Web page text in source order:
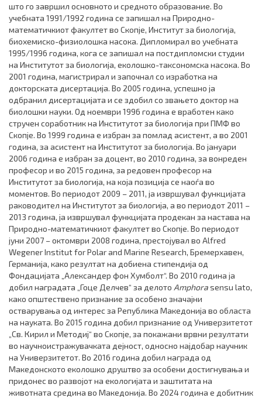
што го завршил основното и средното образование. Во
учебната 1991/1992 година се запишал на Природно-
математичкиот факултет во Скопје, Институт за биологија,
биохемиско-физиолошка насока. Дипломирал во учебната
1995/1996 година, кога се запишал на постдипломски студии
на Институтот за биолoгија, еколошко-таксономска насока. Во
2001 година, магистрирал и започнал со изработка на
докторската дисертација. Во 2005 година, успешно ја
одбранил дисертацијата и се здобил со звањето доктор на
биолошки науки. Од ноември 1996 година е вработен како
стручен соработник на Институтот за биологија при ПМФ во
Скопје. Во 1999 година е избран за помлад асистент, a во 2001
година, за асистент на Институтот за биологија. Во јануари
2006 година е избран за доцент, во 2010 година, за вонреден
професор и во 2015 година, за редовен професор на
Институтот за биологија, на која позиција се наоѓа во
моментов. Во периодот 2009 – 2011, ја извршувал функцијата
раководител на Институтот за биологија, а во периодот 2011 –
2013 година, ја извршувал функцијата продекан за настава на
Природно-математичкиот факултет во Скопје. Во периодот
јуни 2007 – октомври 2008 година, престојувал во Alfred
Wegener Institut for Polar and Marine Research, Бремерхавен,
Германија, како резултат на добиена стипендија од
Фондацијата „Александер фон Хумболт“. Во 2010 година ја
добил наградата „Гоце Делчев“ за делото Amphorasensu lato,
како општествено признание за особено значајни
остварувања од интерес за Република Македонија во областа
на науката. Во 2015 година добил признание од Универзитетот
„Св. Кирил и Методиј“ во Скопје, за покажани врвни резултати
во научноистражувачката дејност, односно најдобар научник
на Универзитетот. Во 2016 година добил награда од
Македонското еколошко друштво за особени достигнувања и
придонес во развојот на екологијата и заштитата на
животната средина во Македонија. Во 2024 година е добитник